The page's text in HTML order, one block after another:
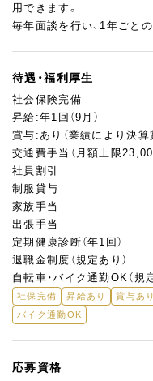
用できます。
毎年面談を行い、1年ごと
待遇・福利厚生
社会保険完備
昇給:年1回（9月）
賞与:あり（業績により決算
交通費手当（月額上限
社員割引
制服貸与
家族手当
出張手当
定期健康診断（年1回）
退職金制度（規定あり）
自転車・バイク通勤OK（規
社保完備 昇給あり 賞与あり
バイク通勤OK
応募資格